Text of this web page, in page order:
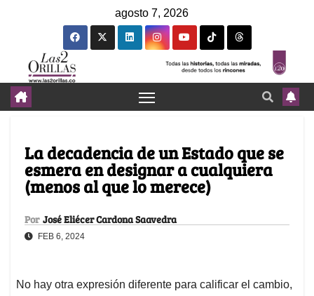
agosto 7, 2026
La decadencia de un Estado que se
esmera en designar a cualquiera
(menos al que lo merece)
Por José Eliécer Cardona Saavedra
FEB 6, 2024
No hay otra expresión diferente para calificar el cambio,